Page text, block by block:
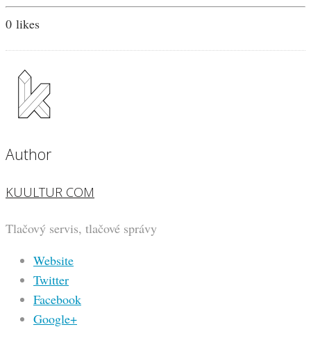
0 likes
Author
KUULTUR COM
Tlačový servis, tlačové správy
Website
Twitter
Facebook
Google+